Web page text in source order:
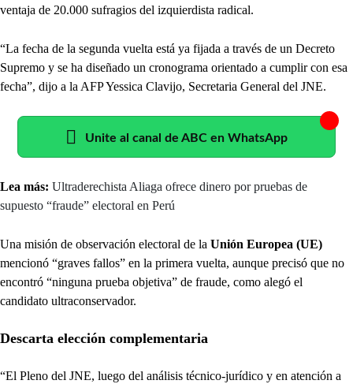
ventaja de 20.000 sufragios del izquierdista radical.
“La fecha de la segunda vuelta está ya fijada a través de un Decreto
Supremo y se ha diseñado un cronograma orientado a cumplir con esa
fecha”, dijo a la AFP Yessica Clavijo, Secretaria General del JNE.
Unite al canal de ABC en WhatsApp
Lea más: Ultraderechista Aliaga ofrece dinero por pruebas de
supuesto “fraude” electoral en Perú
Una misión de observación electoral de la Unión Europea (UE)
mencionó “graves fallos” en la primera vuelta, aunque precisó que no
encontró “ninguna prueba objetiva” de fraude, como alegó el
candidato ultraconservador.
Descarta elección complementaria
“El Pleno del JNE, luego del análisis técnico-jurídico y en atención a